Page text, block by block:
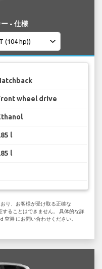
- 仕様
wheel drive
l
l
り、お客様が受け取る正確な
ることはできません。 具体的な詳
港 にお問い合わせください。